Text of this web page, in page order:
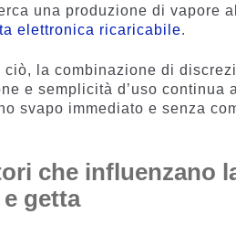
una produzione di vapore
elettronica ricaricabile.
ciò, la combinazione di
e semplicità d’uso
svapo immediato e senza
che influenzano
getta